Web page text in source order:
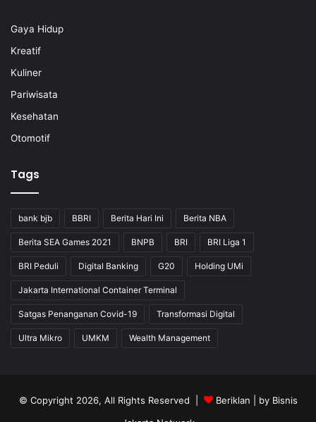
Gaya Hidup
Kreatif
Kuliner
Pariwisata
Kesehatan
Otomotif
Tags
bank bjb BBRI Berita Hari Ini Berita NBA
Berita SEA Games 2021 BNPB BRI BRI Liga 1
BRI Peduli Digital Banking G20 Holding UMi
Jakarta International Container Terminal
Satgas Penanganan Covid-19 Transformasi Digital
Ultra Mikro UMKM Wealth Management
© Copyright 2026, All Rights Reserved | Beriklan | by Bisnis